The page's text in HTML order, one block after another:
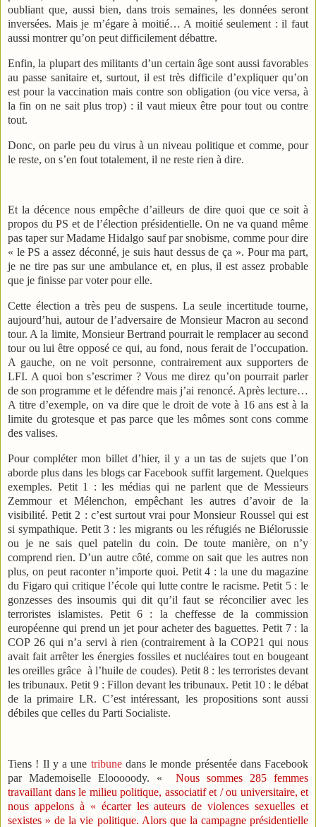
oubliant que, aussi bien, dans trois semaines, les données seront
inversées. Mais je m’égare à moitié… A moitié seulement : il faut
aussi montrer qu’on peut difficilement débattre.
Enfin, la plupart des militants d’un certain âge sont aussi favorables
au passe sanitaire et, surtout, il est très difficile d’expliquer qu’on
est pour la vaccination mais contre son obligation (ou vice versa, à
la fin on ne sait plus trop) : il vaut mieux être pour tout ou contre
tout.
Donc, on parle peu du virus à un niveau politique et comme, pour
le reste, on s’en fout totalement, il ne reste rien à dire.
Et la décence nous empêche d’ailleurs de dire quoi que ce soit à
propos du PS et de l’élection présidentielle. On ne va quand même
pas taper sur Madame Hidalgo sauf par snobisme, comme pour dire
« le PS a assez déconné, je suis haut dessus de ça ». Pour ma part,
je ne tire pas sur une ambulance et, en plus, il est assez probable
que je finisse par voter pour elle.
Cette élection a très peu de suspens. La seule incertitude tourne,
aujourd’hui, autour de l’adversaire de Monsieur Macron au second
tour. A la limite, Monsieur Bertrand pourrait le remplacer au second
tour ou lui être opposé ce qui, au fond, nous ferait de l’occupation.
A gauche, on ne voit personne, contrairement aux supporters de
LFI. A quoi bon s’escrimer ? Vous me direz qu’on pourrait parler
de son programme et le défendre mais j’ai renoncé. Après lecture…
A titre d’exemple, on va dire que le droit de vote à 16 ans est à la
limite du grotesque et pas parce que les mômes sont cons comme
des valises.
Pour compléter mon billet d’hier, il y a un tas de sujets que l’on
aborde plus dans les blogs car Facebook suffit largement. Quelques
exemples. Petit 1 : les médias qui ne parlent que de Messieurs
Zemmour et Mélenchon, empêchant les autres d’avoir de la
visibilité. Petit 2 : c’est surtout vrai pour Monsieur Roussel qui est
si sympathique. Petit 3 : les migrants ou les réfugiés ne Biélorussie
ou je ne sais quel patelin du coin. De toute manière, on n’y
comprend rien. D’un autre côté, comme on sait que les autres non
plus, on peut raconter n’importe quoi. Petit 4 : la une du magazine
du Figaro qui critique l’école qui lutte contre le racisme. Petit 5 : le
gonzesses des insoumis qui dit qu’il faut se réconcilier avec les
terroristes islamistes. Petit 6 : la cheffesse de la commission
européenne qui prend un jet pour acheter des baguettes. Petit 7 : la
COP 26 qui n’a servi à rien (contrairement à la COP21 qui nous
avait fait arrêter les énergies fossiles et nucléaires tout en bougeant
les oreilles grâce à l’huile de coudes). Petit 8 : les terroristes devant
les tribunaux. Petit 9 : Fillon devant les tribunaux. Petit 10 : le débat
de la primaire LR. C’est intéressant, les propositions sont aussi
débiles que celles du Parti Socialiste.
Tiens ! Il y a une tribunedans le monde présentée dans Facebook
par Mademoiselle Elooooody. «Nous sommes 285 femmes
travaillant dans le milieu politique, associatif et / ou universitaire, et
nous appelons à « écarter les auteurs de violences sexuelles et
sexistes » de la vie politique. Alors que la campagne présidentielle